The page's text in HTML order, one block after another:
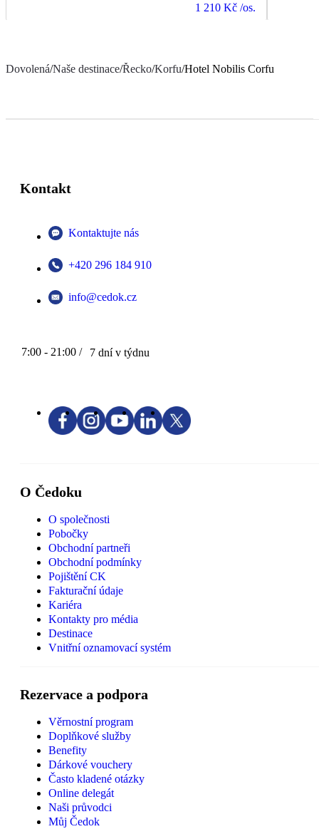
1 210 Kč /os.
Dovolená/Naše destinace/Řecko/Korfu/Hotel Nobilis Corfu
Kontakt
Kontaktujte nás
+420 296 184 910
info@cedok.cz
7:00 - 21:00 / 7 dní v týdnu
O Čedoku
O společnosti
Pobočky
Obchodní partneři
Obchodní podmínky
Pojištění CK
Fakturační údaje
Kariéra
Kontakty pro média
Destinace
Vnitřní oznamovací systém
Rezervace a podpora
Věrnostní program
Doplňkové služby
Benefity
Dárkové vouchery
Často kladené otázky
Online delegát
Naši průvodci
Můj Čedok